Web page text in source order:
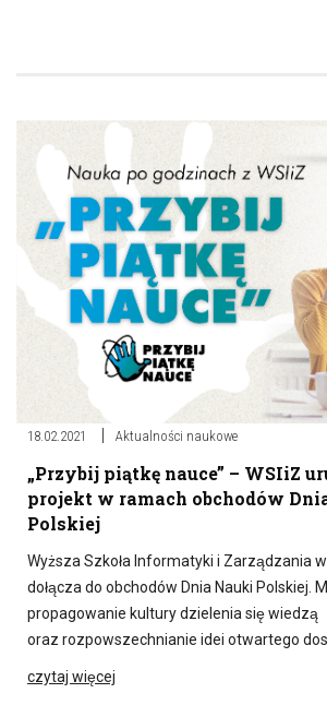
18.02.2021 Aktualności naukowe
„Przybij piątkę nauce” – WSIiZ
projekt w ramach obchodów
Polskiej
Wyższa Szkoła Informatyki i Zarządzania
dołącza do obchodów Dnia Nauki Polskiej.
propagowanie kultury dzielenia się wiedzą
oraz rozpowszechnianie idei otwartego
czytaj więcej